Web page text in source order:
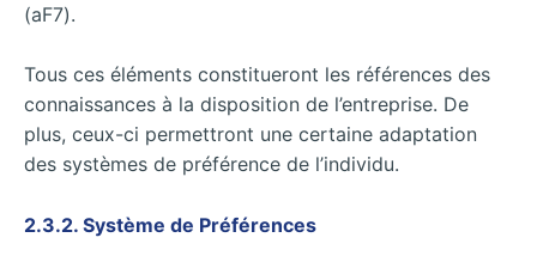
(aF7).
Tous ces éléments constitueront les références des
connaissances à la disposition de l’entreprise. De
plus, ceux-ci permettront une certaine adaptation
des systèmes de préférence de l’individu.
2.3.2. Système de Préférences